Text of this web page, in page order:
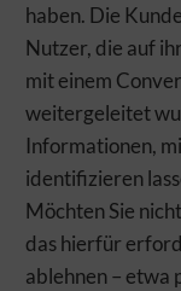
haben. Die
Nutzer, die auf
mit einem
weitergeleitet
Informationen,
identifizieren
Möchten Sie
das hierfür
ablehnen – etwa